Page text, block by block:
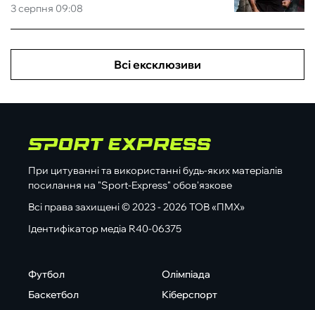
3 серпня 09:08
Всі ексклюзиви
При цитуванні та використанні будь-яких матеріалів
посилання на "Sport-Express" обов'язкове
Всі права захищені © 2023 - 2026 ТОВ «ПМХ»
Ідентифікатор медіа R40-06375
Футбол
Баскетбол
Олімпіада
Кіберспорт